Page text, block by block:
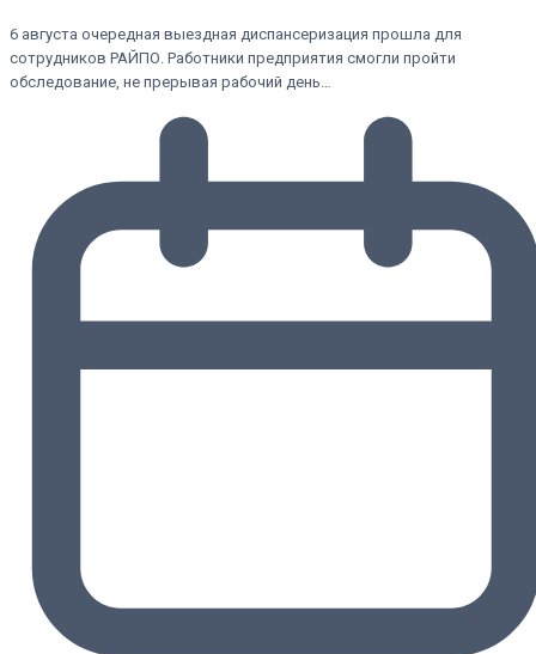
6 августа очередная выездная диспансеризация прошла для
сотрудников РАЙПО. Работники предприятия смогли пройти
обследование, не прерывая рабочий день…